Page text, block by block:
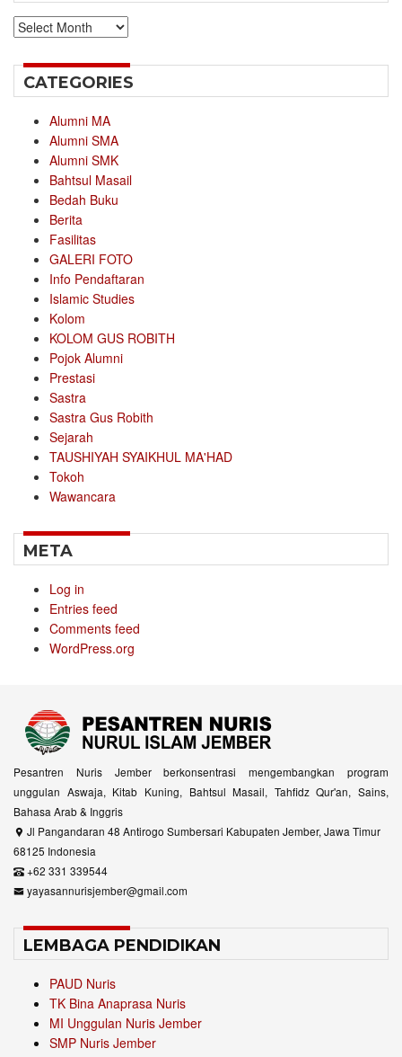
Archives
CATEGORIES
Alumni MA
Alumni SMA
Alumni SMK
Bahtsul Masail
Bedah Buku
Berita
Fasilitas
GALERI FOTO
Info Pendaftaran
Islamic Studies
Kolom
KOLOM GUS ROBITH
Pojok Alumni
Prestasi
Sastra
Sastra Gus Robith
Sejarah
TAUSHIYAH SYAIKHUL MA'HAD
Tokoh
Wawancara
META
Log in
Entries feed
Comments feed
WordPress.org
Pesantren Nuris Jember berkonsentrasi mengembangkan program
unggulan Aswaja, Kitab Kuning, Bahtsul Masail, Tahfidz Qur'an, Sains,
Bahasa Arab & Inggris
Jl Pangandaran 48 Antirogo Sumbersari Kabupaten Jember, Jawa Timur
68125 Indonesia
+62 331 339544
yayasannurisjember@gmail.com
LEMBAGA PENDIDIKAN
PAUD Nuris
TK Bina Anaprasa Nuris
MI Unggulan Nuris Jember
SMP Nuris Jember